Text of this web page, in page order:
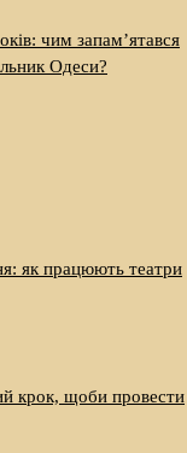
чим запам’ятався
Одеси?
як працюють театри
крок, щоби провести